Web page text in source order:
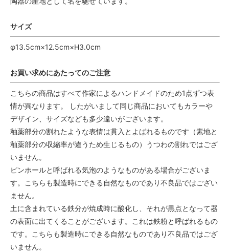
サイズ
φ13.5cm×12.5cm×H3.0cm
お買い求めにあたってのご注意
こちらの商品はすべて作家によるハンドメイドのため1点ずつ表
情が異なります。 したがいまして同じ商品においてもカラーや
デザイン、サイズなども多少違いがございます。
釉薬部分の割れたような表情は貫入とよばれるものです（素地と
釉薬部分の収縮率が違うため生じるもの）うつわの割れではござ
いません。
ピンホールと呼ばれる気泡のようなものがある場合がございま
す。こちらも製造時にできる自然なものであり不良品ではござい
ません。
土に含まれている鉄分が焼成時に酸化し、それが黒点となって器
の表面に出てくることがございます。これは鉄粉と呼ばれるもの
です。こちらも製造時にできる自然なものであり不良品ではござ
いません。